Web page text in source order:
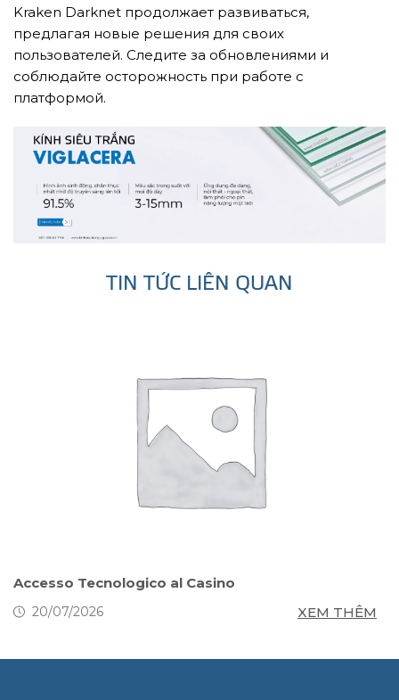
Kraken Darknet продолжает развиваться,
предлагая новые решения для своих
пользователей. Следите за обновлениями и
соблюдайте осторожность при работе с
платформой.
TIN TỨC LIÊN QUAN
Accesso Tecnologico al Casino
20/07/2026 XEM THÊM